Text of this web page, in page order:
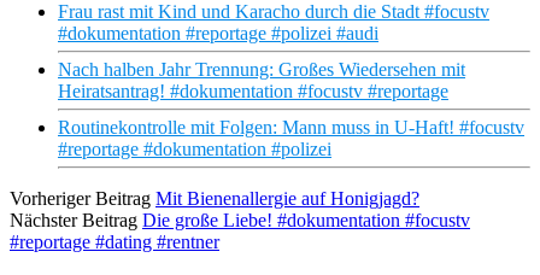
Frau rast mit Kind und Karacho durch die Stadt #focustv
#dokumentation #reportage #polizei #audi
Nach halben Jahr Trennung: Großes Wiedersehen mit
Heiratsantrag! #dokumentation #focustv #reportage
Routinekontrolle mit Folgen: Mann muss in U-Haft! #focustv
#reportage #dokumentation #polizei
Vorheriger Beitrag Mit Bienenallergie auf Honigjagd?
Nächster Beitrag Die große Liebe! #dokumentation #focustv
#reportage #dating #rentner